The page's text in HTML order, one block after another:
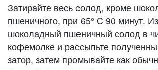
Затирайте весь солод, кроме
пшеничного, при 65° C 90 минут.
шоколадный пшеничный солод в
кофемолке и рассыпьте
затор, затем промывайте как